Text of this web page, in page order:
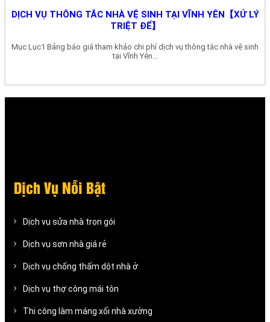
DỊCH VỤ THÔNG TẮC NHÀ VỆ SINH TẠI VĨNH YÊN【XỬ LÝ
TRIỆT ĐỂ】
Mục Lục1 Bảng báo giá tham khảo chi phí dịch vụ thông tắc nhà vệ sinh
tại Vĩnh Yên...
Dịch Vụ Nỗi Bật
Dịch vụ sửa nhà trọn gói
Dịch vụ sơn nhà giá rẻ
Dịch vụ chống thấm dột nhà ở
Dịch vụ thợ công mái tôn
Thi công làm máng xối nhà xưởng